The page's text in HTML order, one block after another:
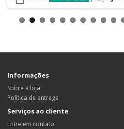
Informações
Sobre a loja
Política de entrega
Serviços ao cliente
Entre em contato